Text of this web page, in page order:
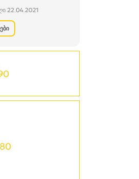
22.04.2021